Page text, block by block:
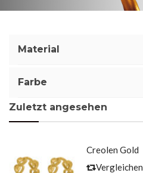
Material
Farbe
Zuletzt angesehen
Creolen Gold
Herzen
Vergleichen